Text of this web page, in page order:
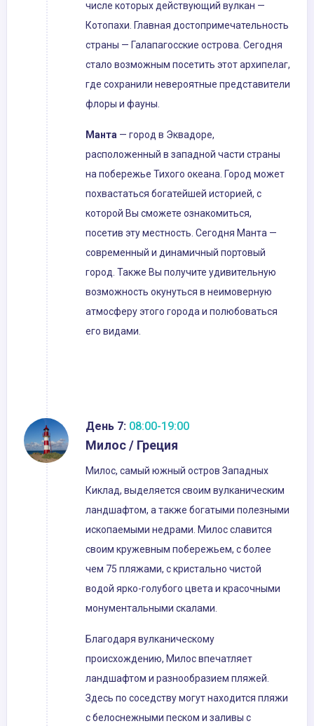
числе которых действующий вулкан —
Котопахи. Главная достопримечательность
страны — Галапагосские острова. Сегодня
стало возможным посетить этот архипелаг,
где сохранили невероятные представители
флоры и фауны.
Манта — город в Эквадоре,
расположенный в западной части страны
на побережье Тихого океана. Город может
похвастаться богатейшей историей, с
которой Вы сможете ознакомиться,
посетив эту местность. Сегодня Манта —
современный и динамичный портовый
город. Также Вы получите удивительную
возможность окунуться в неимоверную
атмосферу этого города и полюбоваться
его видами.
День 7: 08:00-19:00
Милос / Греция
Милос, самый южный остров Западных
Киклад, выделяется своим вулканическим
ландшафтом, а также богатыми полезными
ископаемыми недрами. Милос славится
своим кружевным побережьем, с более
чем 75 пляжами, с кристально чистой
водой ярко-голубого цвета и красочными
монументальными скалами.
Благодаря вулканическому
происхождению, Милос впечатляет
ландшафтом и разнообразием пляжей.
Здесь по соседству могут находится пляжи
с белоснежными песком и заливы с